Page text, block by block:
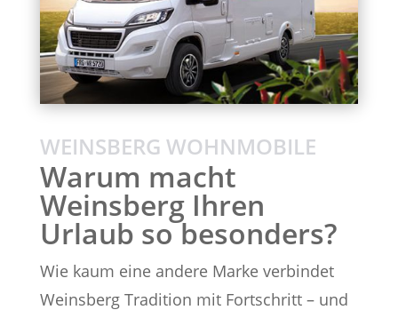
WEINSBERG WOHNMOBILE
Warum macht
Weinsberg Ihren
Urlaub so besonders?
Wie kaum eine andere Marke verbindet
Weinsberg Tradition mit Fortschritt – und